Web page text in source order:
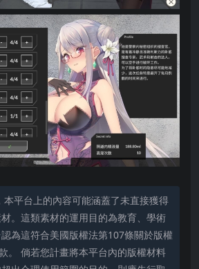
本平台上的內容可能涵蓋了未直接獲得
。這類素材的運用目的為教育、學術
為這符合美國版權法第107條關於版權
。 倘若您計畫將本平台內的版權材料